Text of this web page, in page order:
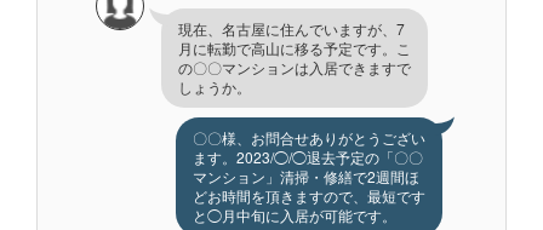
現在、名古屋に住んでいますが、7
月に転勤で高山に移る予定です。こ
の〇〇マンションは入居できますで
しょうか。
〇〇様、お問合せありがとうござい
ます。2023/◯/◯退去予定の「〇〇
マンション」清掃・修繕で2週間ほ
どお時間を頂きますので、最短です
と◯月中旬に入居が可能です。